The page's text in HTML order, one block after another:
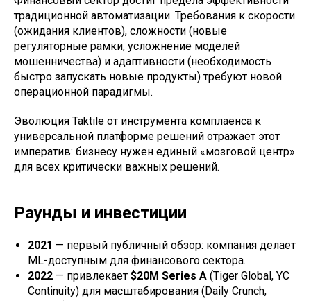
традиционной автоматизации. Требования к скорости
(ожидания клиентов), сложности (новые
регуляторные рамки, усложнение моделей
мошенничества) и адаптивности (необходимость
быстро запускать новые продукты) требуют новой
операционной парадигмы.
Эволюция Taktile от инструмента комплаенса к
универсальной платформе решений отражает этот
императив: бизнесу нужен единый «мозговой центр»
для всех критически важных решений.
Раунды и инвестиции
2021 — первый публичный обзор: компания делает
ML-доступным для финансового сектора.
2022 — привлекает $20M Series A (Tiger Global, YC
Continuity) для масштабирования (Daily Crunch,